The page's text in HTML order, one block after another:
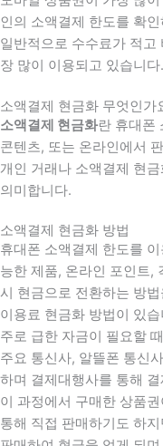
인의 소액결제 한도를 확
일반적으로 수수료가 적
장 많이 이용되고 있습니다.
소액결제 현금화 무엇인가
소액결제 현금화란 휴대폰
콘텐츠, 또는 온라인에서
개인 거래나 소액결제 현
의미합니다.
소액결제 현금화 방법
휴대폰 소액결제 한도를
능한 제품, 온라인 포인트,
시 현금으로 전환하는 방
이용료 현금화 방법이 있습
주로 급한 자금이 필요할
주요 통신사, 알뜰폰 통신
하며 결제대행사를 통해
이 과정에서 구매한 상품
통해 직접 판매하기도 하